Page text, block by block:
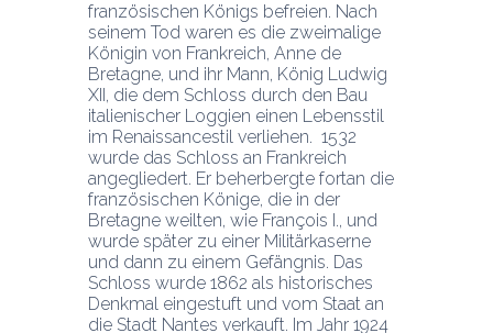
französischen Königs befreien. Nach
seinem Tod waren es die zweimalige
Königin von Frankreich, Anne de
Bretagne, und ihr Mann, König Ludwig
XII, die dem Schloss durch den Bau
italienischer Loggien einen Lebensstil
im Renaissancestil verliehen.  1532
wurde das Schloss an Frankreich
angegliedert. Er beherbergte fortan die
französischen Könige, die in der
Bretagne weilten, wie François I., und
wurde später zu einer Militärkaserne
und dann zu einem Gefängnis. Das
Schloss wurde 1862 als historisches
Denkmal eingestuft und vom Staat an
die Stadt Nantes verkauft. Im Jahr 1924